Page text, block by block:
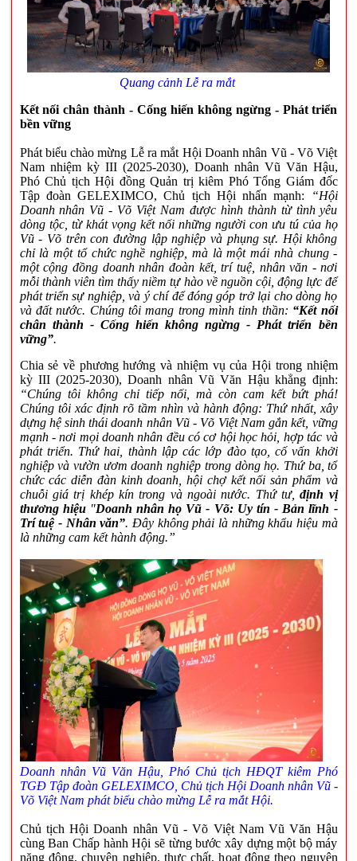
Quang cảnh Lễ ra mắt
Kết nối chân thành - Cống hiến không ngừng - Phát triển
bền vững
Phát biểu chào mừng Lễ ra mắt Hội Doanh nhân Vũ - Võ Việt
Nam nhiệm kỳ III (2025-2030), Doanh nhân Vũ Văn Hậu,
Phó Chủ tịch Hội đồng Quản trị kiêm Phó Tổng Giám đốc
Tập đoàn GELEXIMCO, Chủ tịch Hội nhấn mạnh:
“Hội
Doanh nhân Vũ - Võ Việt Nam được hình thành từ tình yêu
dòng tộc, từ khát vọng kết nối những người con ưu tú của họ
Vũ - Võ trên con đường lập nghiệp và phụng sự. Hội không
chỉ là một tổ chức nghề nghiệp, mà là một mái nhà chung -
một cộng đồng doanh nhân đoàn kết, trí tuệ, nhân văn - nơi
mỗi thành viên tìm thấy niềm tự hào về nguồn cội, động lực để
phát triển sự nghiệp, và ý chí để đóng góp trở lại cho dòng họ
và đất nước. Chúng tôi mang trong mình tinh thần: “Kết nối
chân thành - Cống hiến không ngừng - Phát triển bền
vững”.
Chia sẻ về phương hướng và nhiệm vụ của Hội trong nhiệm
kỳ III (2025-2030), Doanh nhân Vũ Văn Hậu khẳng định:
“Chúng tôi không chỉ tiếp nối, mà còn cam kết bứt phá!
Chúng tôi xác định rõ tầm nhìn và hành động: Thứ nhất, xây
dựng hệ sinh thái doanh nhân Vũ - Võ Việt Nam gắn kết, vững
mạnh - nơi mọi doanh nhân đều có cơ hội học hỏi, hợp tác và
phát triển. Thứ hai, thành lập các lớp đào tạo, cố vấn khởi
nghiệp và vườn ươm doanh nghiệp trong dòng họ. Thứ ba, tổ
chức các diễn đàn kinh doanh, hội chợ kết nối sản phẩm và
chuỗi giá trị khép kín trong và ngoài nước. Thứ tư,định vị
thương hiệu"Doanh nhân họ Vũ - Võ: Uy tín - Bản lĩnh -
Trí tuệ - Nhân văn”. Đây không phải là những khẩu hiệu mà
là những cam kết hành động.”
Doanh nhân Vũ Văn Hậu, Phó Chủ tịch HĐQT kiêm Phó
TGĐ Tập đoàn GELEXIMCO, Chủ tịch Hội Doanh nhân Vũ -
Võ Việt Nam phát biểu chào mừng Lễ ra mắt Hội.
Chủ tịch Hội Doanh nhân Vũ - Võ Việt Nam Vũ Văn Hậu
cùng Ban Chấp hành Hội sẽ từng bước xây dựng một bộ máy
năng động, chuyên nghiệp, thực chất, hoạt động theo nguyên